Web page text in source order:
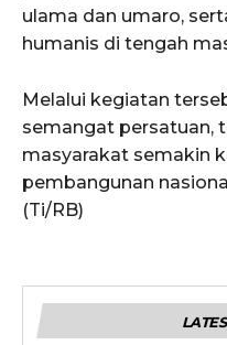
ulama dan umaro,
humanis di tengah
Melalui kegiatan
semangat persatuan,
masyarakat semakin
pembangunan
(Ti/RB)